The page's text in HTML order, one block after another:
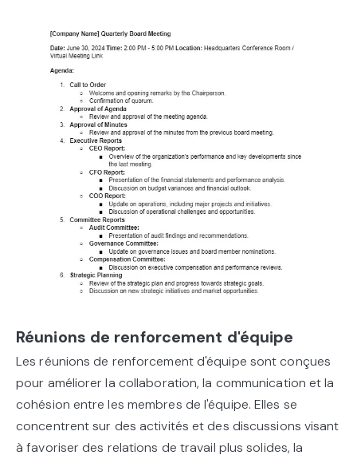
Réunions de renforcement d'équipe
Les réunions de renforcement d'équipe sont conçues
pour améliorer la collaboration, la communication et la
cohésion entre les membres de l'équipe. Elles se
concentrent sur des activités et des discussions visant
à favoriser des relations de travail plus solides, la